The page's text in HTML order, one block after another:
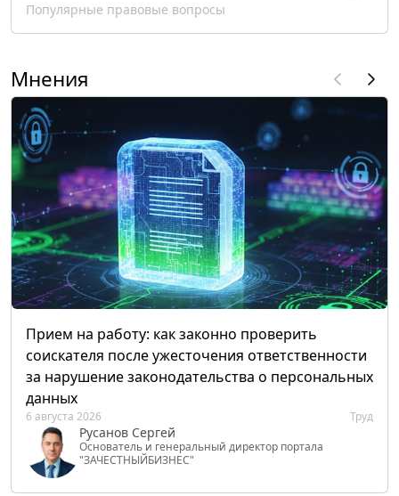
Популярные правовые вопросы
Мнения
Прием на работу: как законно проверить
соискателя после ужесточения ответственности
за нарушение законодательства о персональных
данных
6 августа 2026 Труд
Русанов Сергей
Основатель и генеральный директор портала
"ЗАЧЕСТНЫЙБИЗНЕС"